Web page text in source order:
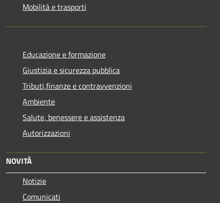
Mobilità e trasporti
Educazione e formazione
Giustizia e sicurezza pubblica
Tributi,finanze e contravvenzioni
Ambiente
Salute, benessere e assistenza
Autorizzazioni
NOVITÀ
Notizie
Comunicati